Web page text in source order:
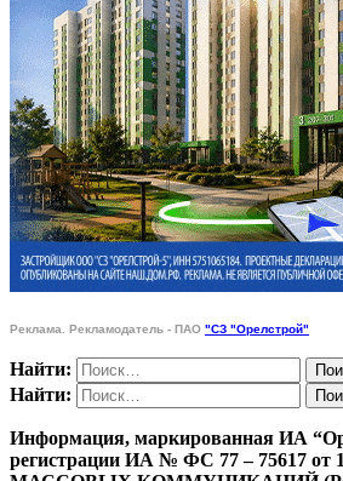
Реклама. Рекламодатель - ПАО "СЗ "Орелстрой"
Найти:
Найти:
Информация, маркированная ИА
регистрации ИА № ФС 77 –